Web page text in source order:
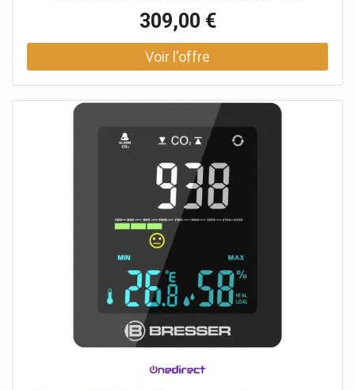
précurseur des attelages rétractables. Les attelages Bosal
Oris répondent aux normes les plus strictes en matière de
fabrication. Facile à monter grâce à la notice de montage
309,00 €